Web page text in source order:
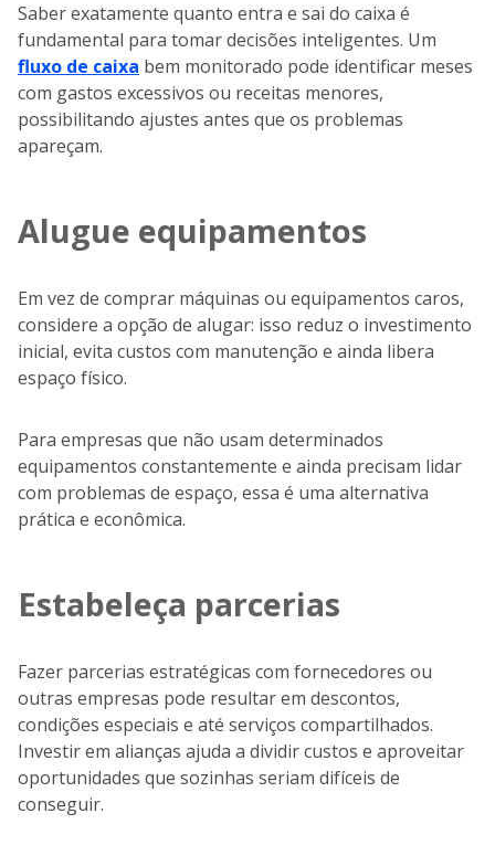
Saber exatamente quanto entra e sai do caixa é
fundamental para tomar decisões inteligentes. Um
fluxo de caixa bem monitorado pode identificar meses
com gastos excessivos ou receitas menores,
possibilitando ajustes antes que os problemas
apareçam.
Alugue equipamentos
Em vez de comprar máquinas ou equipamentos caros,
considere a opção de alugar: isso reduz o investimento
inicial, evita custos com manutenção e ainda libera
espaço físico.
Para empresas que não usam determinados
equipamentos constantemente e ainda precisam lidar
com problemas de espaço, essa é uma alternativa
prática e econômica.
Estabeleça parcerias
Fazer parcerias estratégicas com fornecedores ou
outras empresas pode resultar em descontos,
condições especiais e até serviços compartilhados.
Investir em alianças ajuda a dividir custos e aproveitar
oportunidades que sozinhas seriam difíceis de
conseguir.